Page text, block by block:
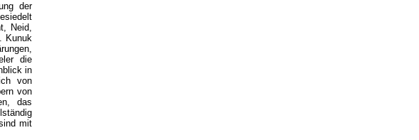
der
Neid,
Kunuk
die
in
von
von
das
mit